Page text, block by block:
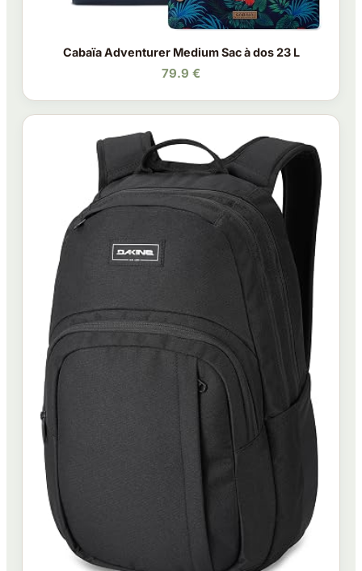
Cabaïa Adventurer Medium Sac à dos 23 L
79.9 €